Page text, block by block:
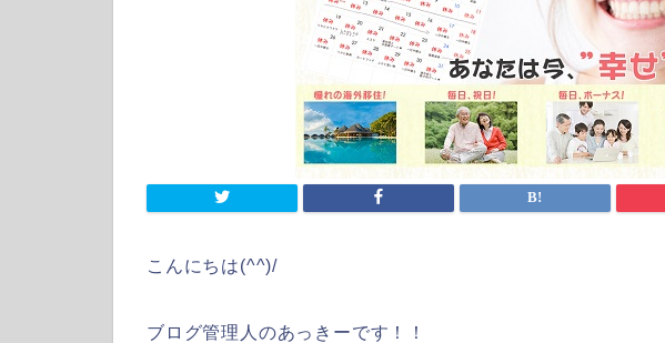
こんにちは(^^)/
ブログ管理人のあっきーです！！